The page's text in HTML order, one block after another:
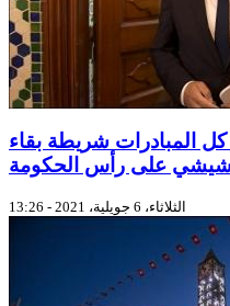
المبادرات شريطة بقاء
الثلاثاء، 6 جويلية، 2021 - 13:26